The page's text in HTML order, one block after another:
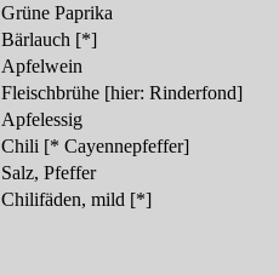
Grüne Paprika
Bärlauch [*]
Apfelwein
Fleischbrühe [hier: Rinderfond]
Apfelessig
Chili [* Cayennepfeffer]
Salz, Pfeffer
Chilifäden, mild [*]